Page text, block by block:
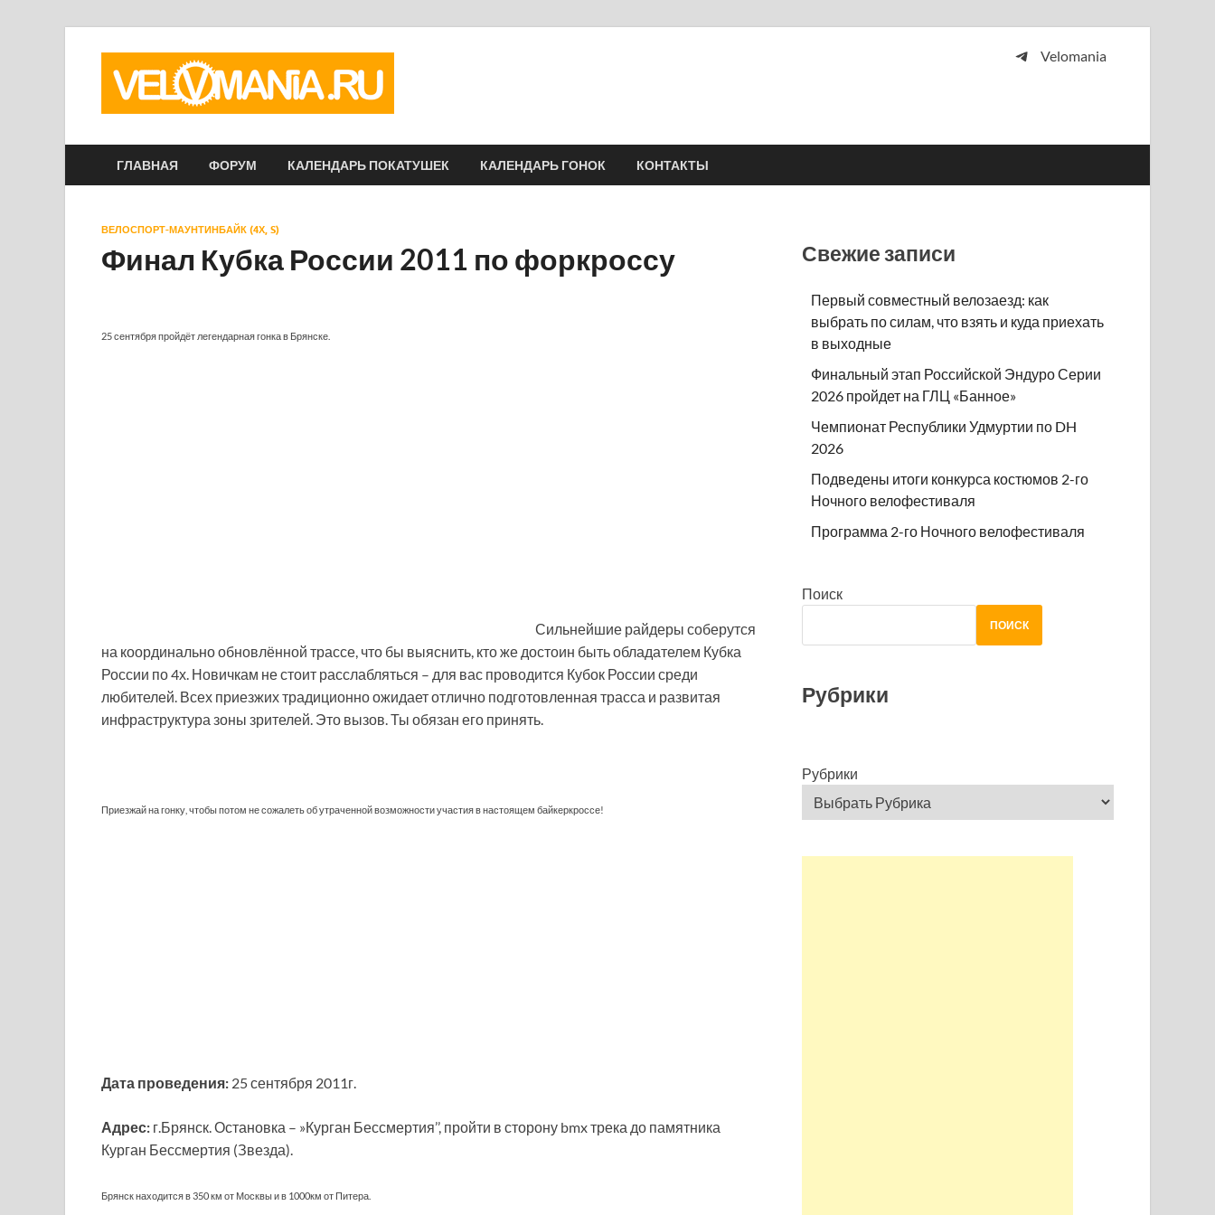
Velomania
ГЛАВНАЯ ФОРУМ КАЛЕНДАРЬ ПОКАТУШЕК КАЛЕНДАРЬ ГОНОК КОНТАКТЫ
ВЕЛОСПОРТ-МАУНТИНБАЙК (4Х, S)
Финал Кубка России 2011 по форкроссу
25 сентября пройдёт легендарная гонка в Брянске.
Сильнейшие райдеры соберутся
на координально обновлённой трассе, что бы выяснить, кто же достоин быть обладателем Кубка
России по 4х. Новичкам не стоит расслабляться – для вас проводится Кубок России среди
любителей. Всех приезжих традиционно ожидает отлично подготовленная трасса и развитая
инфраструктура зоны зрителей. Это вызов. Ты обязан его принять.
Приезжай на гонку, чтобы потом не сожалеть об утраченной возможности участия в настоящем байкеркроссе!
Дата проведения: 25 сентября 2011г.
Адрес: г.Брянск. Остановка – »Курган Бессмертия’’, пройти в сторону bmx трека до памятника
Курган Бессмертия (Звезда).
Брянск находится в 350 км от Москвы и в 1000км от Питера.
Свежие записи
Первый совместный велозаезд: как
выбрать по силам, что взять и куда приехать
в выходные
Финальный этап Российской Эндуро Серии
2026 пройдет на ГЛЦ «Банное»
Чемпионат Республики Удмуртии по DH
2026
Подведены итоги конкурса костюмов 2-го
Ночного велофестиваля
Программа 2-го Ночного велофестиваля
Поиск
ПОИСК
Рубрики
Рубрики